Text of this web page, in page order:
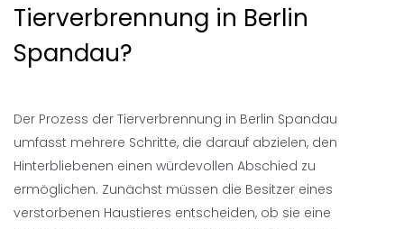
Tierverbrennung in Berlin
Spandau?
Der Prozess der Tierverbrennung in Berlin Spandau
umfasst mehrere Schritte, die darauf abzielen, den
Hinterbliebenen einen würdevollen Abschied zu
ermöglichen. Zunächst müssen die Besitzer eines
verstorbenen Haustieres entscheiden, ob sie eine